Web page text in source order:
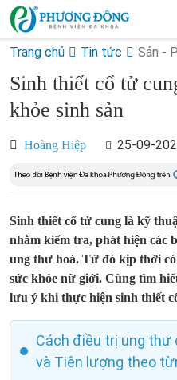
Trang chủ Tin tức Sản -
Sinh thiết cổ tử
khỏe sinh sản
Hoàng Hiệp 25-09-
Sinh thiết cổ tử cung là kỹ
nhằm kiểm tra, phát hiện các
ung thư hoá. Từ đó kịp thời
sức khỏe nữ giới. Cùng tìm
lưu ý khi thực hiện sinh thiết
Cách điều trị ung thư
và Tiên lượng theo